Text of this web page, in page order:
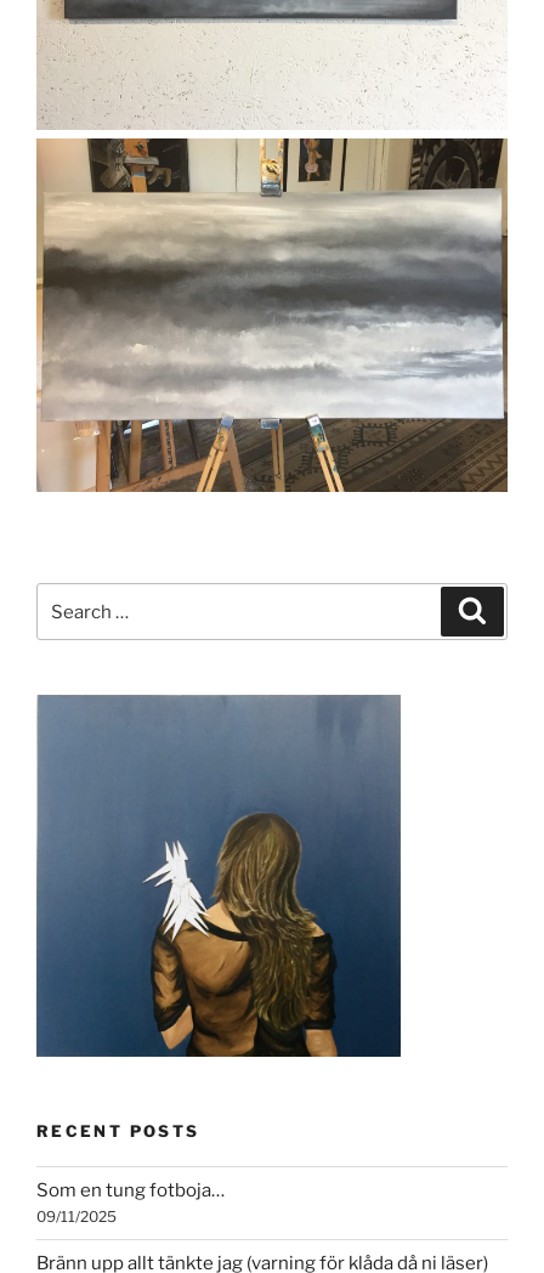
for:
RECENT POSTS
Som en tung fotboja…
09/11/2025
Bränn upp allt tänkte jag (varning för klåda då ni läser)